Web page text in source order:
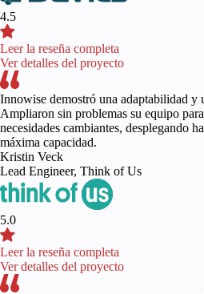
4.5
Leer la reseña completa
Ver detalles del proyecto
Innowise demostró una adaptabilidad y
Ampliaron sin problemas su equipo
necesidades cambiantes, desplegando
máxima capacidad.
Kristin Veck
Lead Engineer, Think of Us
5.0
Leer la reseña completa
Ver detalles del proyecto